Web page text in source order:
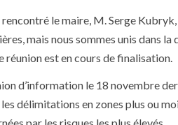
le maire, M. Serge
mais nous sommes unis dans
est en cours de finalisation.
d’information le 18 novembre
délimitations en zones plus ou